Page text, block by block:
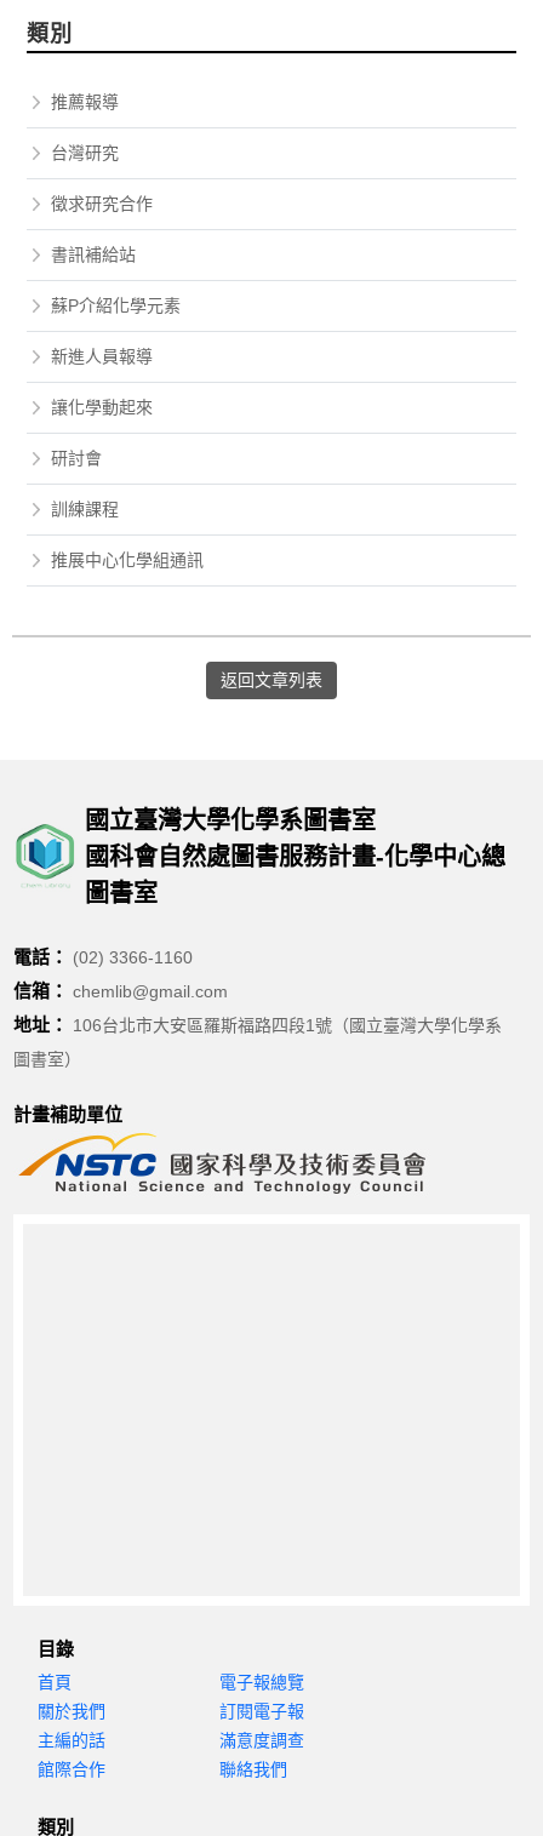
類別
推薦報導
台灣研究
徵求研究合作
書訊補給站
蘇P介紹化學元素
新進人員報導
讓化學動起來
研討會
訓練課程
推展中心化學組通訊
返回文章列表
國立臺灣大學化學系圖書室
國科會自然處圖書服務計畫-化學中心總
圖書室
電話： (02) 3366-1160
信箱： chemlib@gmail.com
地址：
106台北市大安區羅斯福路四段1號（國立臺灣大學化學系
圖書室）
計畫補助單位
目錄
首頁
關於我們
主編的話
館際合作
電子報總覽
訂閱電子報
滿意度調查
聯絡我們
類別